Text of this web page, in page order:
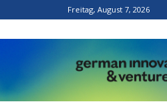
Freitag, August 7, 2026